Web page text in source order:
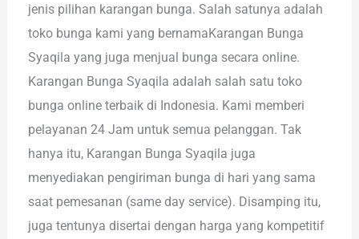
jenis pilihan karangan bunga. Salah satunya adalah
toko bunga kami yang bernamaKarangan Bunga
Syaqila yang juga menjual bunga secara online.
Karangan Bunga Syaqila adalah salah satu toko
bunga online terbaik di Indonesia. Kami memberi
pelayanan 24 Jam untuk semua pelanggan. Tak
hanya itu, Karangan Bunga Syaqila juga
menyediakan pengiriman bunga di hari yang sama
saat pemesanan (same day service). Disamping itu,
juga tentunya disertai dengan harga yang kompetitif